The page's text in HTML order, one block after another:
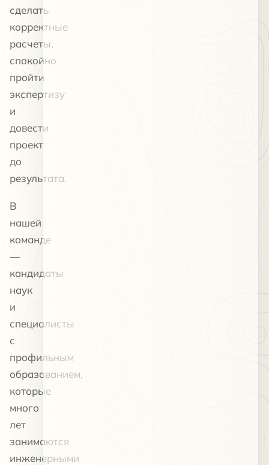
сделать
корректные
расчеты,
спокойно
пройти
экспертизу
и
довести
проект
до
результата.
В
нашей
команде
—
кандидаты
наук
и
специалисты
с
профильным
образованием,
которые
много
лет
занимаются
инженерными